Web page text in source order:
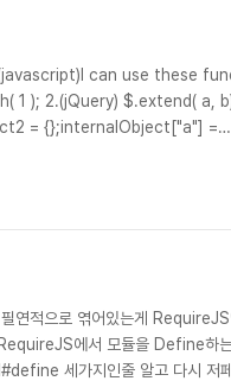
can use these
1 ); 2.(jQuery) $.extend( a,
= {};internalObject["a"] =
연적으로 엮어있는게 RequireJS
에서 모듈을 Define하
세가지인줄 알고 다시 저페